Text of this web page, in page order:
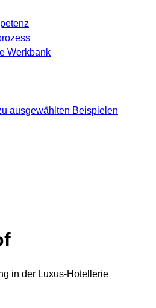
Werkbank
ausgewählten Beispielen
in der Luxus-Hotellerie